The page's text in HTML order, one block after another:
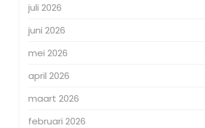
juli 2026
juni 2026
mei 2026
april 2026
maart 2026
februari 2026